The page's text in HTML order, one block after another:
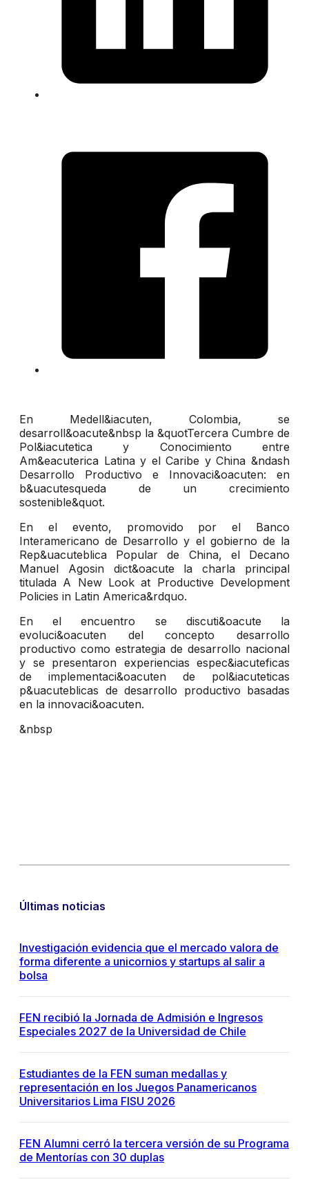
En Medell&iacuten, Colombia, se
desarroll&oacute&nbsp la &quotTercera Cumbre de
Pol&iacutetica y Conocimiento entre
Am&eacuterica Latina y el Caribe y China &ndash
Desarrollo Productivo e Innovaci&oacuten: en
b&uacutesqueda de un crecimiento
sostenible&quot.
En el evento, promovido por el Banco
Interamericano de Desarrollo y el gobierno de la
Rep&uacuteblica Popular de China, el Decano
Manuel Agosin dict&oacute la charla principal
titulada A New Look at Productive Development
Policies in Latin America&rdquo.
En el encuentro se discuti&oacute la
evoluci&oacuten del concepto desarrollo
productivo como estrategia de desarrollo nacional
y se presentaron experiencias espec&iacuteficas
de implementaci&oacuten de pol&iacuteticas
p&uacuteblicas de desarrollo productivo basadas
en la innovaci&oacuten.
&nbsp
Últimas noticias
Investigación evidencia que el mercado valora de
forma diferente a unicornios y startups al salir a
bolsa
FEN recibió la Jornada de Admisión e Ingresos
Especiales 2027 de la Universidad de Chile
Estudiantes de la FEN suman medallas y
representación en los Juegos Panamericanos
Universitarios Lima FISU 2026
FEN Alumni cerró la tercera versión de su Programa
de Mentorías con 30 duplas